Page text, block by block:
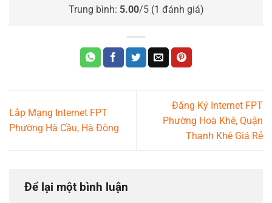
Trung bình: 5.00/5 (1 đánh giá)
Lắp Mạng Internet FPT
Phường Hà Cầu, Hà Đông
Đăng Ký Internet FPT
Phường Hoà Khê, Quận
Thanh Khê Giá Rẻ
Để lại một bình luận